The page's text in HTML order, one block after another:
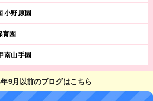
小野原園
育園
南山手園
9月以前のブログはこちら